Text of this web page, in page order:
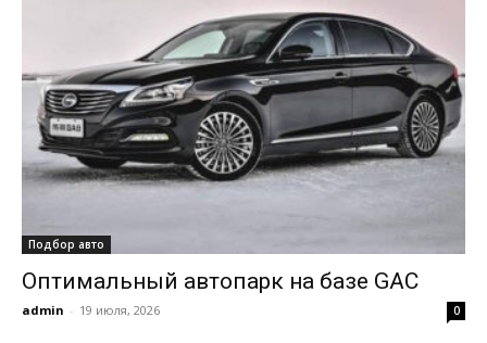
Подбор авто
Оптимальный автопарк на базе GAC
admin - 19 июля, 2026 0